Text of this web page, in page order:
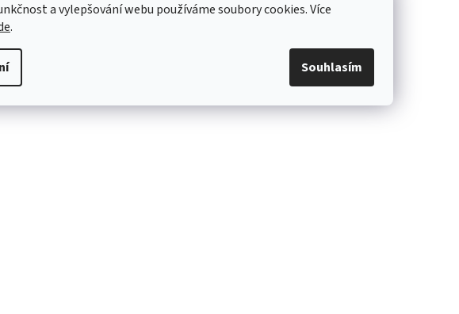
a vylepšování webu používáme soubory cookies. Více
.
Souhlasím